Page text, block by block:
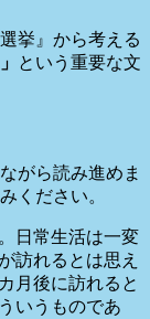
挙』から考える
という重要な文
がら読み進めま
ください。
日常生活は一変
訪れるとは思え
月後に訪れると
いうものであ